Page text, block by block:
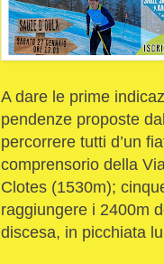
A dare le prime
pendenze proposte
percorrere tutti d’un
comprensorio della
Clotes (1530m);
raggiungere i 2400m
discesa, in picchiata